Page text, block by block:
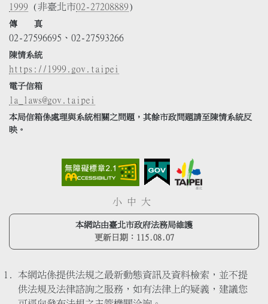
1999 (非臺北市02-27208889)
傳 真
02-27596695、02-27593266
陳情系統
https://1999.gov.taipei
電子信箱
la_laws@gov.taipei
本局信箱係處理與系統相關之問題，其餘市政問題請至陳情系統反
映。
小 中 大
本網站由臺北市政府法務局維護
更新日期： 115.08.07
本網站係提供法規之最新動態資訊及資料檢索，並不提
供法規及法律諮詢之服務，如有法律上的疑義，建議您